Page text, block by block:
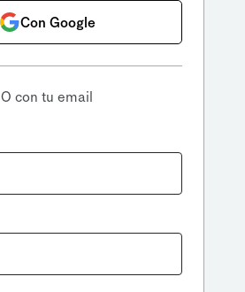
Con Google
O con tu email